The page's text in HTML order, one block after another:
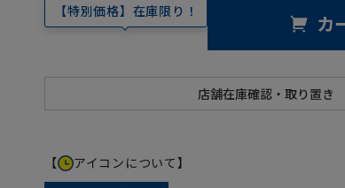
【特別価格】在庫限り！ カ
【 アイコンについて】